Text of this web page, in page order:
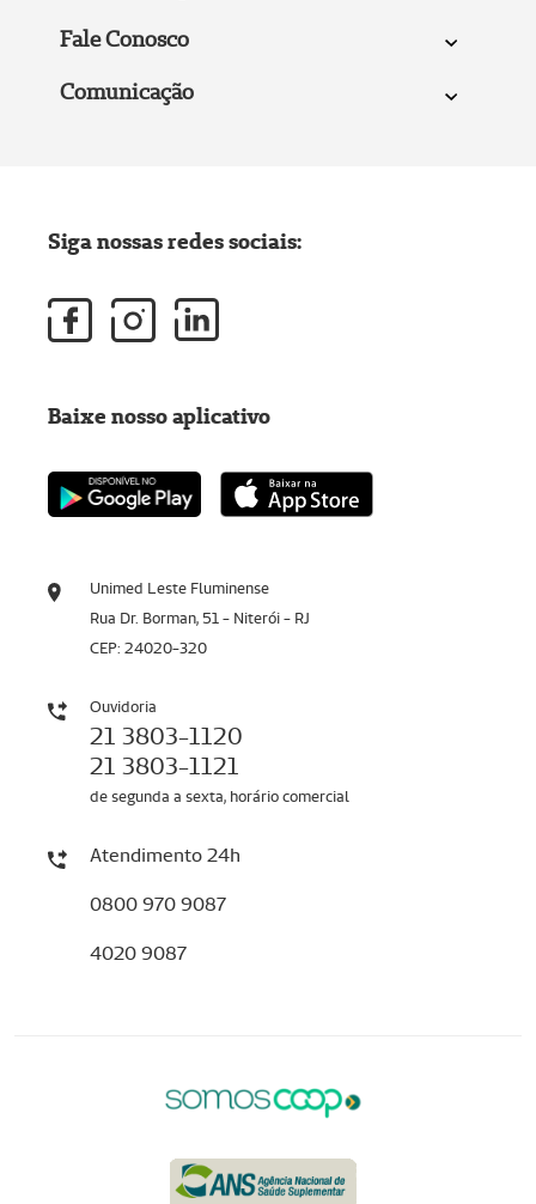
Fale Conosco
Comunicação
Unimed Leste Fluminense
Rua Dr. Borman, 51 - Niterói - RJ
CEP: 24020-320
Ouvidoria
21 3803-1120
21 3803-1121
de segunda a sexta, horário comercial
Atendimento 24h
0800 970 9087
4020 9087
Siga nossas redes sociais:
Baixe nosso aplicativo